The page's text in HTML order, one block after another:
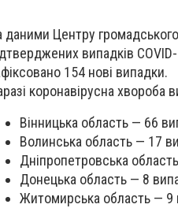
даними Центру
випадків
154 нові випадки.
коронавірусна хвороба
Вінницька область — 66
Волинська область — 17
Дніпропетровська
Донецька область — 8
Житомирська область — 9